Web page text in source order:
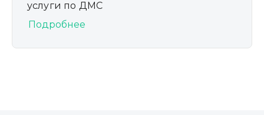
услуги по ДМС
Подробнее